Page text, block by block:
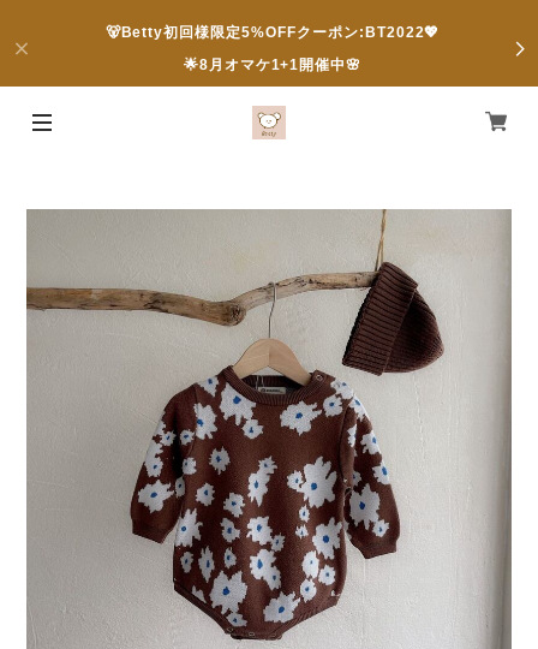
🐻Betty初回様限定5%OFFクーポン:BT2022💖
🌟8月オマケ1+1開催中🌸